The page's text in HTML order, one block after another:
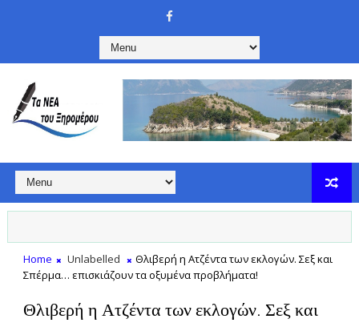
Home Unlabelled
Θλιβερή η Ατζέντα των εκλογών. Σεξ και
Σπέρμα… επισκιάζουν τα οξυμένα προβλήματα!
Θλιβερή η Ατζέντα των εκλογών. Σεξ και